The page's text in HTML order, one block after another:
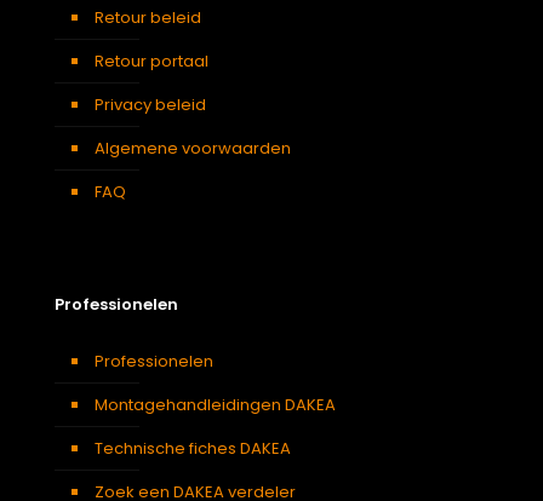
Retour beleid
Retour portaal
Privacy beleid
Algemene voorwaarden
FAQ
Professionelen
Professionelen
Montagehandleidingen DAKEA
Technische fiches DAKEA
Zoek een DAKEA verdeler